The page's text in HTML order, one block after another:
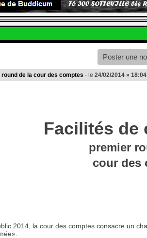
Poster une
de la cour des comptes - le 24/02/2014 » 18:04
Facilités de
premier
cour des
2014, la cour des comptes consacre un